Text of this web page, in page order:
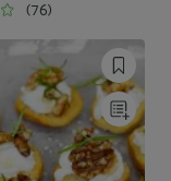
(76)